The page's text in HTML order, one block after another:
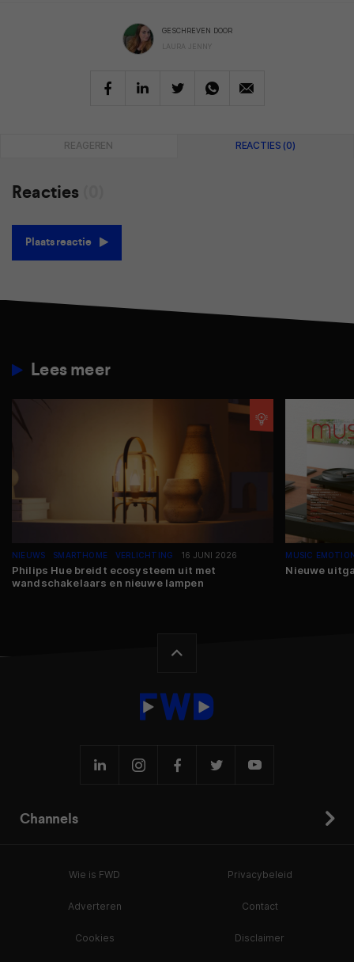
GESCHREVEN DOOR
LAURA JENNY
REAGEREN REACTIES (0)
Reacties
Plaats reactie
Lees meer
NIEUWS SMARTHOME VERLICHTING 16 JUNI 2026
Philips Hue breidt ecosysteem uit met
wandschakelaars en nieuwe lampen
MUSIC
Nieuwe
Channels
Wie is FWD Privacybeleid
Adverteren Contact
Cookies Disclaimer